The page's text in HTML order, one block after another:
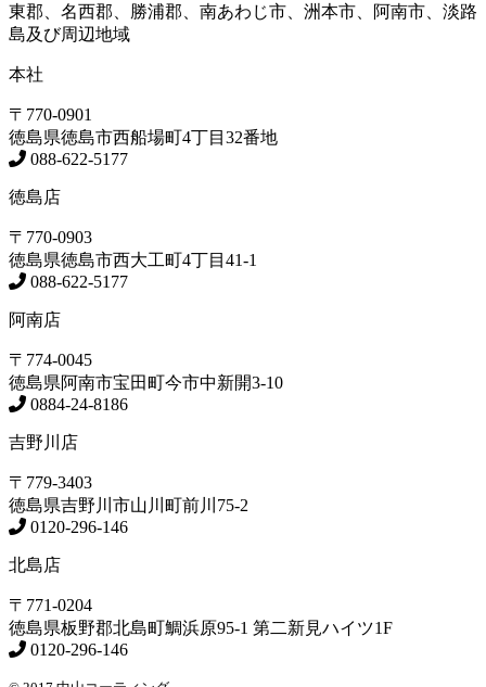
東郡、名西郡、勝浦郡、南あわじ市、洲本市、阿南市、淡路
島及び周辺地域
本社
〒770-0901
徳島県徳島市西船場町4丁目32番地
088-622-5177
徳島店
〒770-0903
徳島県徳島市西大工町4丁目41-1
088-622-5177
阿南店
〒774-0045
徳島県阿南市宝田町今市中新開3-10
0884-24-8186
吉野川店
〒779-3403
徳島県吉野川市山川町前川75-2
0120-296-146
北島店
〒771-0204
徳島県板野郡北島町鯛浜原95-1 第二新見ハイツ1F
0120-296-146